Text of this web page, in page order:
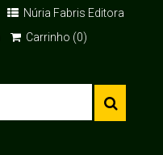
Núria Fabris Editora
Carrinho (0)